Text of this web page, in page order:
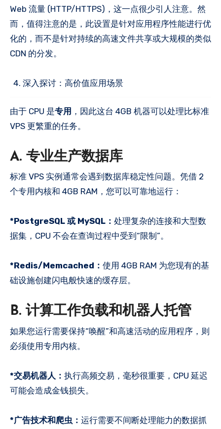
Web 流量 (HTTP/HTTPS)，这一点很少引人注意。然
而，值得注意的是，此设置是针对应用程序性能进行优
化的，而不是针对持续的高速文件共享或大规模的类似
CDN 的分发。
深入探讨：高价值应用场景
由于 CPU 是专用 ，因此这台 4GB 机器可以处理比标准
VPS 更繁重的任务。
A. 专业生产数据库
标准 VPS 实例通常会遇到数据库稳定性问题。凭借 2
个专用内核和 4GB RAM，您可以可靠地运行：
*PostgreSQL 或 MySQL： 处理复杂的连接和大型数
据集，CPU 不会在查询过程中受到“限制”。
*Redis/Memcached： 使用 4GB RAM 为您现有的基
础设施创建闪电般快速的缓存层。
B. 计算工作负载和机器人托管
如果您运行需要保持“唤醒”和高速活动的应用程序，则
必须使用专用内核。
*交易机器人： 执行高频交易，毫秒很重要，CPU 延迟
可能会造成金钱损失。
*广告技术和爬虫： 运行需要不间断处理能力的数据抓